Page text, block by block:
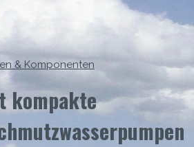
& Komponenten
kompakte